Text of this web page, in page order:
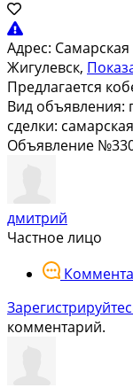
Адрес:
Жигулевск,
Предлагается
Вид объявления:
сделки:
Объявление
дмитрий
Частное лицо
комментарий.